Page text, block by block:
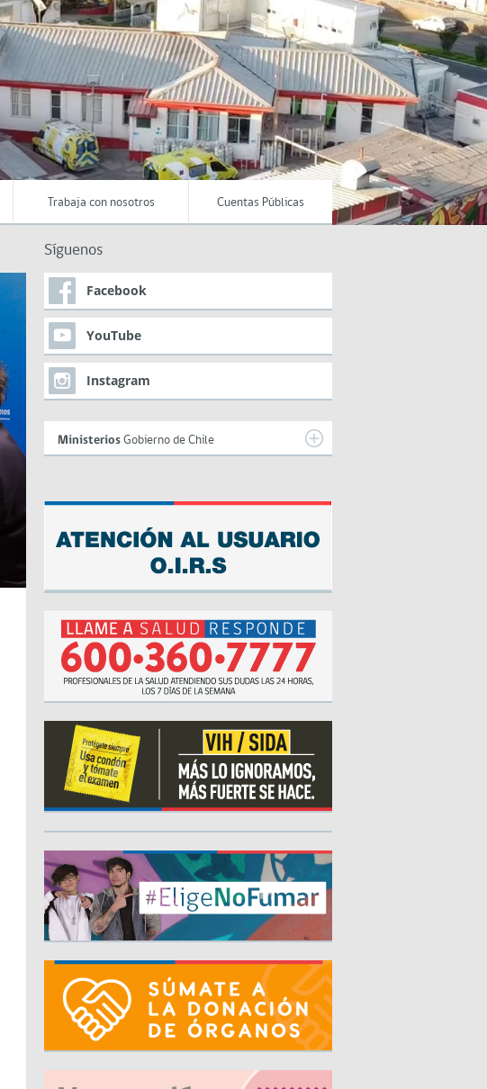
Trabaja con nosotros Cuentas Públicas
Síguenos
Facebook
YouTube
Instagram
Ministerios Gobierno de Chile